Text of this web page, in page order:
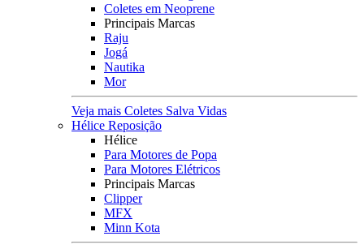
Coletes em Neoprene
Principais Marcas
Raju
Jogá
Nautika
Mor
Veja mais Coletes Salva Vidas
Hélice Reposição
Hélice
Para Motores de Popa
Para Motores Elétricos
Principais Marcas
Clipper
MFX
Minn Kota